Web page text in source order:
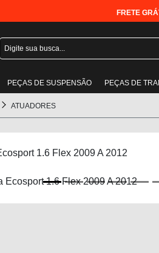
FRETE
PEÇAS DE SUSPENSÃO PEÇAS DE
ATUADORES
1.6 Flex 2009 A 2012